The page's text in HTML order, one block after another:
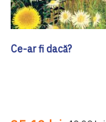
Ce-ar fi dacă?